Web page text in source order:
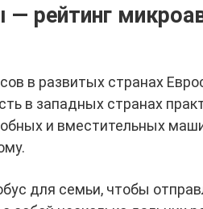
рейтинг
в развитых странах
в западных странах
и вместительных
для семьи, чтобы